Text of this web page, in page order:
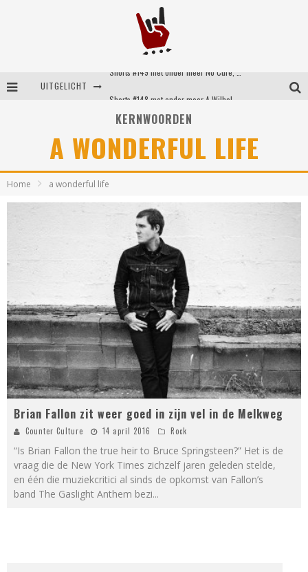
UITGELICHT
KERNWOORDEN
A WONDERFUL LIFE
Home a wonderful life
Brian Fallon zit weer goed in zijn vel in de Melkweg
Counter Culture 14 april 2016 Rock
“Is Brian Fallon the true heir to Bruce Springsteen?” Het is de
vraag die de New York Times zichzelf jaren geleden stelde,
en één die muziekcritici al sinds de opkomst van Fallon’s
band The Gaslight Anthem bezi...